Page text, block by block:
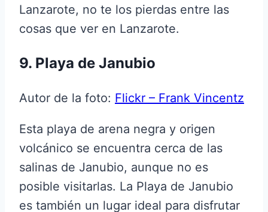
Lanzarote, no te los pierdas entre las
cosas que ver en Lanzarote.
9. Playa de Janubio
Autor de la foto: Flickr – Frank Vincentz
Esta playa de arena negra y origen
volcánico se encuentra cerca de las
salinas de Janubio, aunque no es
posible visitarlas. La Playa de Janubio
es también un lugar ideal para disfrutar